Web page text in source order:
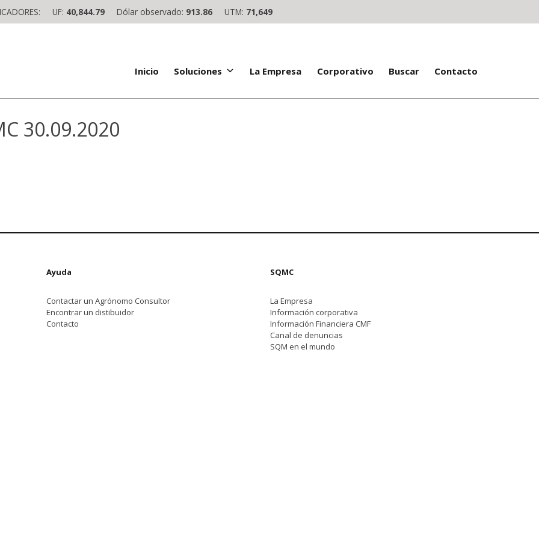
UF: 40,844.79 Dólar observado: 913.86 UTM: 71,649
Inicio Soluciones La Empresa Corporativo Buscar Contacto
30.09.2020
Ayuda
Contactar un Agrónomo Consultor
Encontrar un distibuidor
Contacto
SQMC
La Empresa
Información corporativa
Información Financiera CMF
Canal de denuncias
SQM en el mundo